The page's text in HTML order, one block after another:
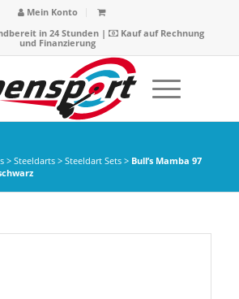
Mein Konto
in 24 Stunden |
Kauf auf Rechnung
und Finanzierung
> Steeldarts> Steeldart Sets> Bull’s Mamba 97